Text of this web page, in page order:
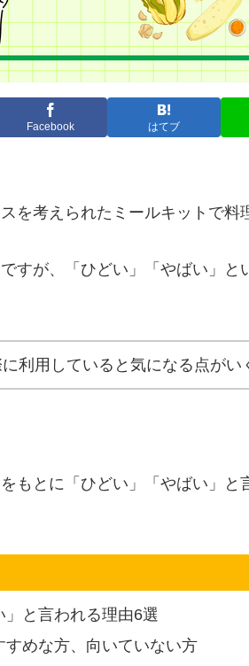
Facebook はてブ
を考えられたミールキットで料
すが、「ひどい」「やばい」と
利用していると気になる点がい
もとに「ひどい」「やばい」と
」と言われる理由6選
すめな方、向いていない方